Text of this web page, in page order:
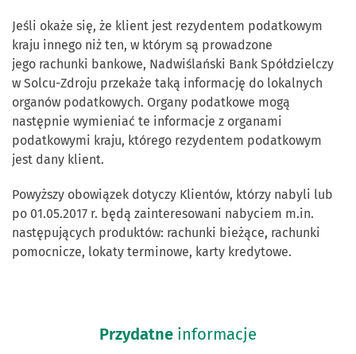
Jeśli okaże się, że klient jest rezydentem podatkowym
kraju innego niż ten, w którym są prowadzone
jego rachunki bankowe, Nadwiślański Bank Spółdzielczy
w Solcu-Zdroju przekaże taką informację do lokalnych
organów podatkowych. Organy podatkowe mogą
następnie wymieniać te informacje z organami
podatkowymi kraju, którego rezydentem podatkowym
jest dany klient.
Powyższy obowiązek dotyczy Klientów, którzy nabyli lub
po 01.05.2017 r. będą zainteresowani nabyciem m.in.
następujących produktów: rachunki bieżące, rachunki
pomocnicze, lokaty terminowe, karty kredytowe.
Przydatne informacje